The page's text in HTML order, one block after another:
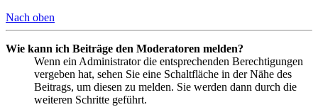
Nach oben
Wie kann ich Beiträge den Moderatoren melden?
Wenn ein Administrator die entsprechenden Berechtigungen
vergeben hat, sehen Sie eine Schaltfläche in der Nähe des
Beitrags, um diesen zu melden. Sie werden dann durch die
weiteren Schritte geführt.